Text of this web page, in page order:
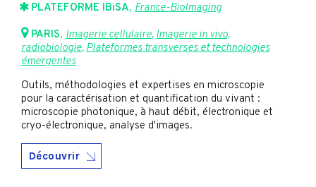
PLATEFORME IBiSA, France-BioImaging
PARIS, Imagerie cellulaire, Imagerie in vivo,
radiobiologie, Plateformes transverses et technologies
émergentes
Outils, méthodologies et expertises en microscopie
pour la caractérisation et quantification du vivant :
microscopie photonique, à haut débit, électronique et
cryo-électronique, analyse d'images.
Découvrir